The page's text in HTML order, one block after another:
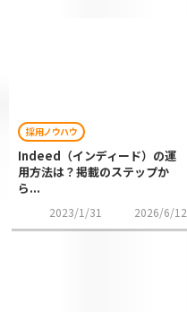
採用ノウハウ
Indeed（インディード）の運
用方法は？掲載のステップか
ら...
2023/1/31 2026/6/12